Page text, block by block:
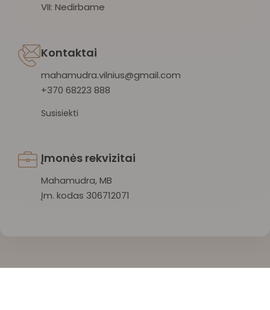
VII: Nedirbame
Kontaktai
mahamudra.vilnius@gmail.com
+370 68223 888
Susisiekti
Įmonės rekvizitai
Mahamudra, MB
Įm. kodas 306712071